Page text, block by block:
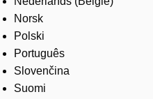
Norsk
Polski
Português
Slovenčina
Suomi